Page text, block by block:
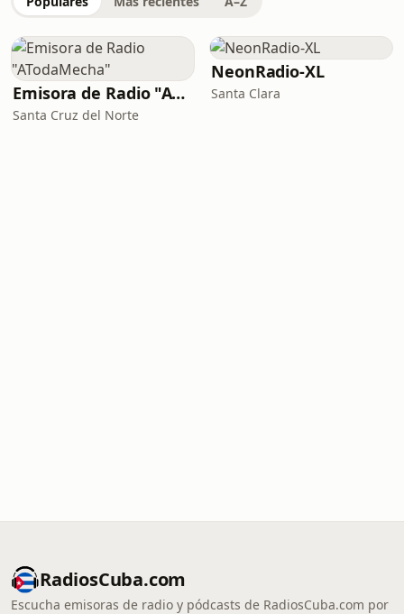
Emisora de Radio "ATodaMecha"
Santa Cruz del Norte
NeonRadio-XL
Santa Clara
RadiosCuba.com
Escucha emisoras de radio y pódcasts de RadiosCuba.com por